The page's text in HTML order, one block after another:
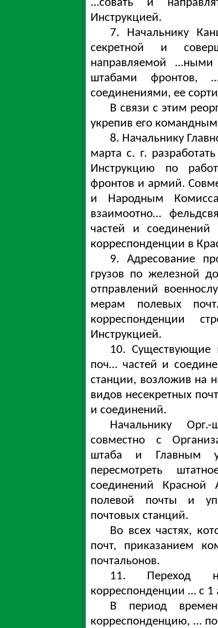
...совать и
Инструкцией.
7. Начальнику
секретной и
направляемой
штабами фронтов,
соединениями, ее
В связи с этим
укрепив его
8. Начальнику
марта с. г.
Инструкцию по
фронтов и армий.
и Народным
взаимоотно…
частей и
корреспонденции в
9. Адресование
грузов по железной
отправлений
мерам полевых
корреспонденции
Инструкцией.
10. Существующие
поч… частей и
станции, возложив на
видов несекретных
и соединений.
Начальнику Орг.-
совместно с
штаба и Главным
пересмотреть
соединений Красной
полевой почты и
почтовых станций.
Во всех частях,
почт, приказанием
почтальонов.
11. Переход
корреспонденции … с 1
В период
корреспонденцию, …